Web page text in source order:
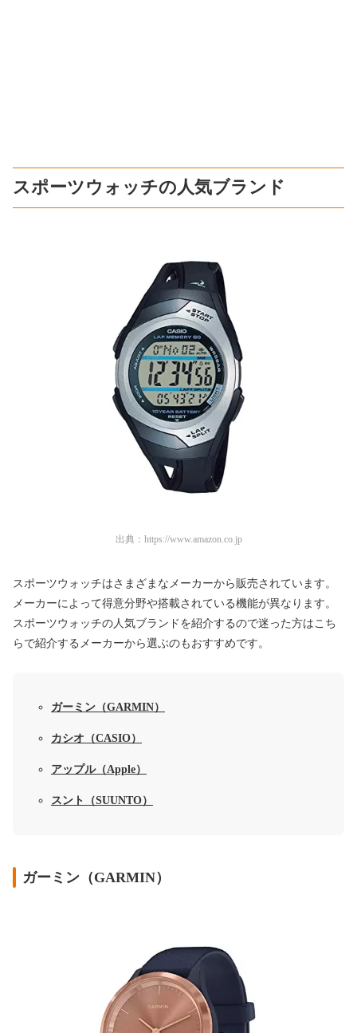
スポーツウォッチの人気ブランド
出典： https://www.amazon.co.jp
スポーツウォッチはさまざまなメーカーから販売されています。
メーカーによって得意分野や搭載されている機能が異なります。
スポーツウォッチの人気ブランドを紹介するので迷った方はこち
らで紹介するメーカーから選ぶのもおすすめです。
ガーミン（GARMIN）
カシオ（CASIO）
アップル（Apple）
スント（SUUNTO）
ガーミン（GARMIN）